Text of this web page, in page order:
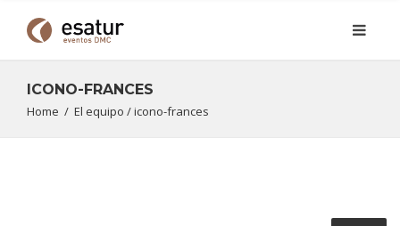
ICONO-FRANCES
Home / El equipo /icono-frances